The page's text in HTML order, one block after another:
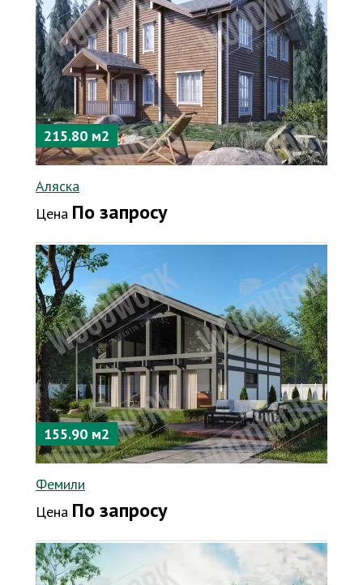
215.80 м2
Аляска
Цена По запросу
155.90 м2
Фемили
Цена По запросу